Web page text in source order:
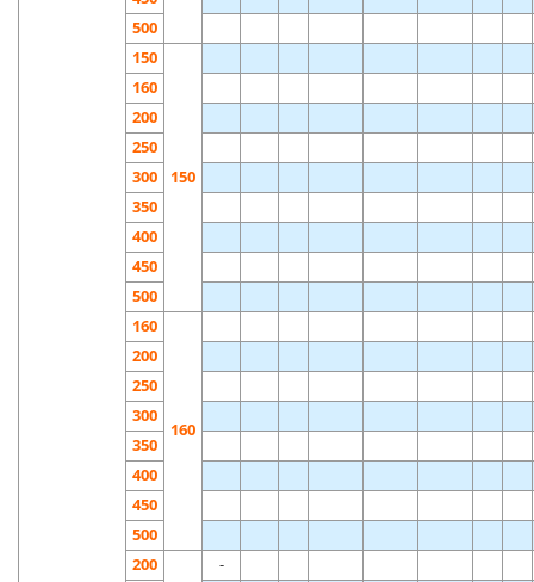
500
150
150
160
200
250
300
350
400
450
500
160
160
200
250
300
350
400
450
500
200
-